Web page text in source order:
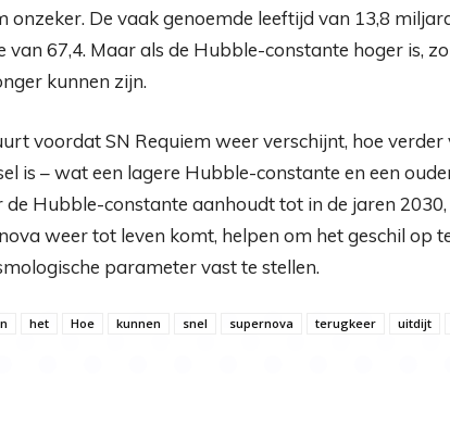
onzeker. De vaak genoemde leeftijd van 13,8
67,4. Maar als de Hubble-constante hoger is,
kunnen zijn.
voordat SN Requiem weer verschijnt, hoe verder
is – wat een lagere Hubble-constante en een
de Hubble-constante aanhoudt tot in de jaren
weer tot leven komt, helpen om het geschil op
parameter vast te stellen.
het Hoe kunnen snel supernova terugkeer uitdijt